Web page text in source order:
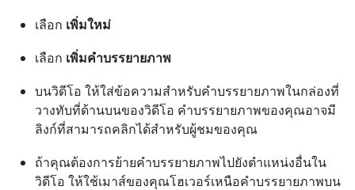
เลือก เพิ่มใหม่
เลือก เพิ่มคําบรรยายภาพ
บนวิดีโอ ให้ใส่ข้อความสําหรับคําบรรยายภาพในกล่องที่
วางทับที่ด้านบนของวิดีโอ คําบรรยายภาพของคุณอาจมี
ลิงก์ที่สามารถคลิกได้สําหรับผู้ชมของคุณ
ถ้าคุณต้องการย้ายคําบรรยายภาพไปยังตําแหน่งอื่นใน
วิดีโอ ให้ใช้เมาส์ของคุณโฮเวอร์เหนือคําบรรยายภาพบน